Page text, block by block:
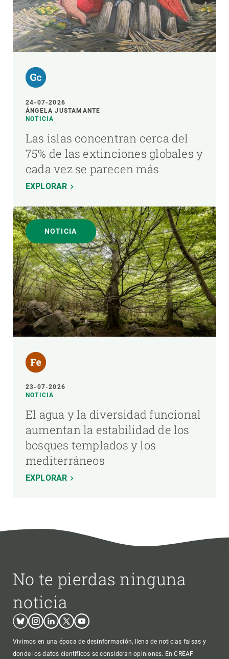
24-07-2026
ÁNGELA JUSTAMANTE
NOTICIA
Las islas concentran cerca del
75% de las extinciones globales y
cada vez se parecen más
EXPLORAR
NOTICIA
23-07-2026
NOTICIA
El agua y la diversidad funcional
aumentan la estabilidad de los
bosques templados y los
mediterráneos
EXPLORAR
No te pierdas ninguna
noticia
BlueskyInstagram
LinkedinTwitterYoutube
Vivimos en una época de desinformación, llena de noticias falsas y
donde los datos científicos se consideran opiniones. En CREAF